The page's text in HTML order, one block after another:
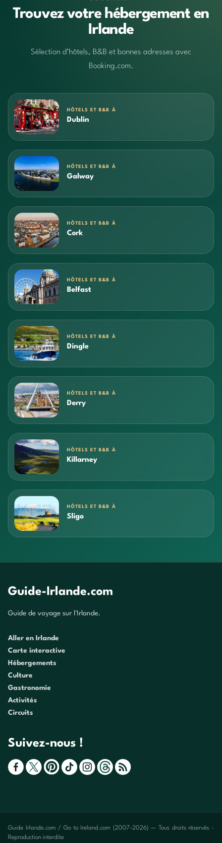
Trouvez votre hébergement en
Irlande
Sélection d’hôtels, B&B et bonnes adresses avec
Booking.com.
HÔTELS ET B&B À
Dublin
HÔTELS ET B&B À
Galway
HÔTELS ET B&B À
Cork
HÔTELS ET B&B À
Belfast
HÔTELS ET B&B À
Dingle
HÔTELS ET B&B À
Derry
HÔTELS ET B&B À
Killarney
HÔTELS ET B&B À
Sligo
Guide-Irlande.com
Guide de voyage sur l'Irlande.
Aller en Irlande
Carte interactive
Hébergements
Culture
Gastronomie
Activités
Circuits
Suivez-nous !
Guide Irlande.com / Go to Ireland.com (2007-2026) — Tous droits réservés -
Reproduction interdite